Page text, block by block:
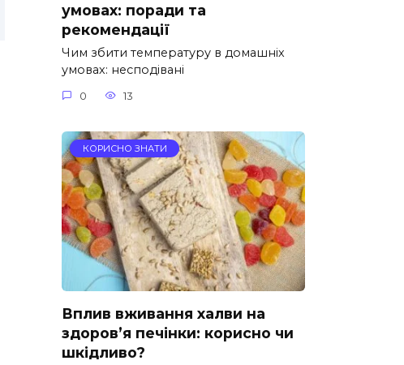
умовах: поради та
рекомендації
Чим збити температуру в домашніх
умовах: несподівані
0 13
КОРИСНО ЗНАТИ
Вплив вживання халви на
здоров’я печінки: корисно чи
шкідливо?